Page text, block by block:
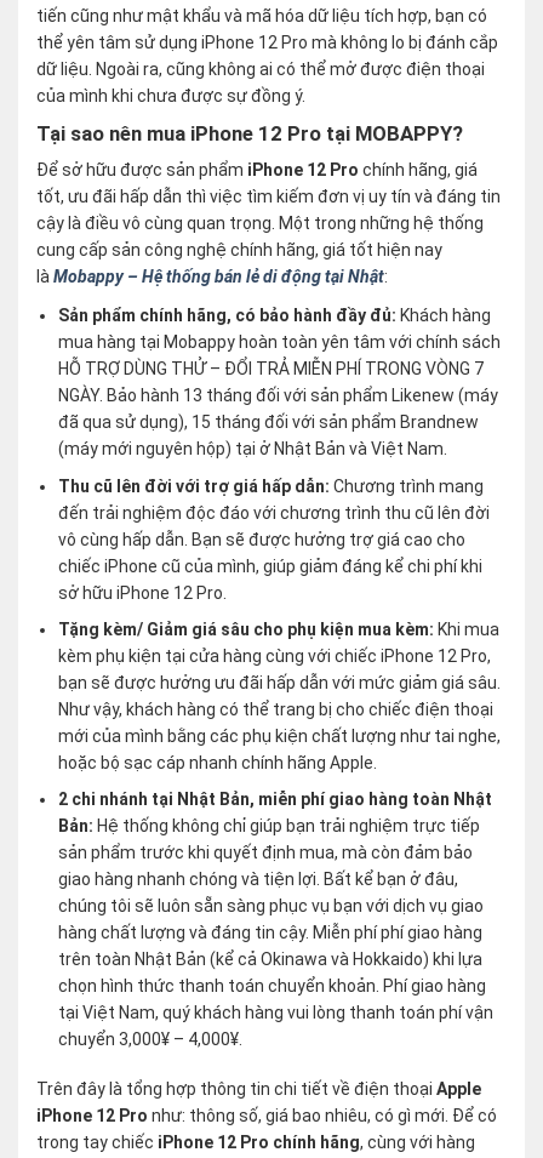
tiến cũng như mật khẩu và mã hóa dữ liệu tích hợp, bạn có
thể yên tâm sử dụng iPhone 12 Pro mà không lo bị đánh cắp
dữ liệu. Ngoài ra, cũng không ai có thể mở được điện thoại
của mình khi chưa được sự đồng ý.
Tại sao nên mua iPhone 12 Pro tại MOBAPPY?
Để sở hữu được sản phẩm iPhone 12 Pro chính hãng, giá
tốt, ưu đãi hấp dẫn thì việc tìm kiếm đơn vị uy tín và đáng tin
cậy là điều vô cùng quan trọng. Một trong những hệ thống
cung cấp sản công nghệ chính hãng, giá tốt hiện nay
là Mobappy – Hệ thống bán lẻ di động tại Nhật:
Sản phẩm chính hãng, có bảo hành đầy đủ: Khách hàng
mua hàng tại Mobappy hoàn toàn yên tâm với chính sách
HỖ TRỢ DÙNG THỬ – ĐỔI TRẢ MIỄN PHÍ TRONG VÒNG 7
NGÀY. Bảo hành 13 tháng đối với sản phẩm Likenew (máy
đã qua sử dụng), 15 tháng đối với sản phẩm Brandnew
(máy mới nguyên hộp) tại ở Nhật Bản và Việt Nam.
Thu cũ lên đời với trợ giá hấp dẫn:Chương trình mang
đến trải nghiệm độc đáo với chương trình thu cũ lên đời
vô cùng hấp dẫn. Bạn sẽ được hưởng trợ giá cao cho
chiếc iPhone cũ của mình, giúp giảm đáng kể chi phí khi
sở hữu iPhone 12 Pro.
Tặng kèm/ Giảm giá sâu cho phụ kiện mua kèm: Khi mua
kèm phụ kiện tại cửa hàng cùng với chiếc iPhone 12 Pro,
bạn sẽ được hưởng ưu đãi hấp dẫn với mức giảm giá sâu.
Như vậy, khách hàng có thể trang bị cho chiếc điện thoại
mới của mình bằng các phụ kiện chất lượng như tai nghe,
hoặc bộ sạc cáp nhanh chính hãng Apple.
2 chi nhánh tại Nhật Bản, miễn phí giao hàng toàn Nhật
Bản: Hệ thống không chỉ giúp bạn trải nghiệm trực tiếp
sản phẩm trước khi quyết định mua, mà còn đảm bảo
giao hàng nhanh chóng và tiện lợi. Bất kể bạn ở đâu,
chúng tôi sẽ luôn sẵn sàng phục vụ bạn với dịch vụ giao
hàng chất lượng và đáng tin cậy. Miễn phí phí giao hàng
trên toàn Nhật Bản (kể cả Okinawa và Hokkaido) khi lựa
chọn hình thức thanh toán chuyển khoản. Phí giao hàng
tại Việt Nam, quý khách hàng vui lòng thanh toán phí vận
chuyển 3,000¥ – 4,000¥.
Trên đây là tổng hợp thông tin chi tiết về điện thoại Apple
iPhone 12 Pro như: thông số, giá bao nhiêu, có gì mới. Để có
trong tay chiếc iPhone 12 Pro chính hãng, cùng với hàng